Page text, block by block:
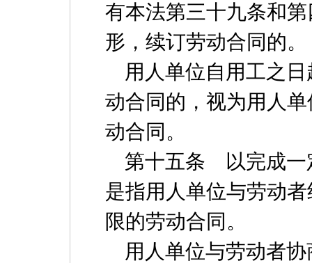
有本法第三十九条和
形，续订劳动合同的。
用人单位自用工之日
动合同的，视为用人
动合同。
第十五条 以完成一
是指用人单位与劳动
限的劳动合同。
用人单位与劳动者协